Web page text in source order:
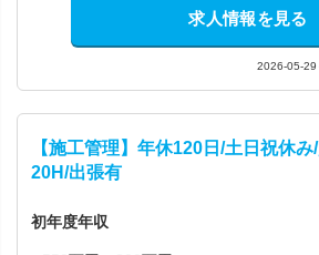
求人情報を見る
2026-05-29
【施工管理】年休120日/土日祝休
20H/出張有
初年度年収